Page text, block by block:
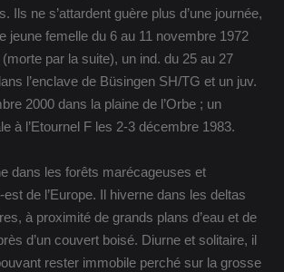
Ils ne s’attardent guère plus d’une journée,
jeune femelle du 6 au 11 novembre 1972
par la suite), un ind. du 25 au 27
l’enclave de Büsingen SH/TG et un juv.
2000 dans la plaine de l’Orbe ; un
à l’Etournel F les 2-3 décembre 1983.
dans les forêts marécageuses et
de l’Europe. Il hiverne dans les deltas
à proximité de grands plans d’eau et de
d’un couvert boisé. Diurne et solitaire, il
rester immobile perché sur la grosse